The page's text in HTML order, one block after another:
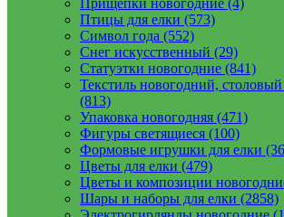
Прищепки новогодние (4)
Птицы для елки (573)
Символ года (552)
Снег искусственный (29)
Статуэтки новогодние (841)
Текстиль новогодний,
(813)
Упаковка новогодняя (471)
Фигуры светящиеся (100)
Формовые игрушки для елки
Цветы для елки (479)
Цветы и композиции
Шары и наборы для елки (2858)